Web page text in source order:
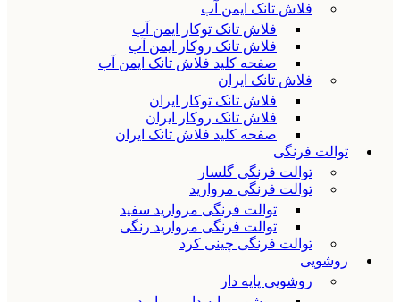
فلاش تانک ایمن آب
فلاش تانک توکار ایمن آب
فلاش تانک روکار ایمن آب
صفحه کلید فلاش تانک ایمن آب
فلاش تانک ایران
فلاش تانک توکار ایران
فلاش تانک روکار ایران
صفحه کلید فلاش تانک ایران
توالت فرنگی
توالت فرنگی گلسار
توالت فرنگی مروارید
توالت فرنگی مروارید سفید
توالت فرنگی مروارید رنگی
توالت فرنگی چینی کرد
روشویی
روشویی پایه دار